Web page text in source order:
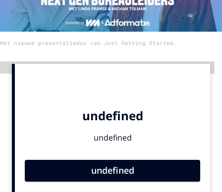
Adverteren
Academy
Carriere
Contentmarketing
Het nieuwe presentatieduo van Just Getting Started.